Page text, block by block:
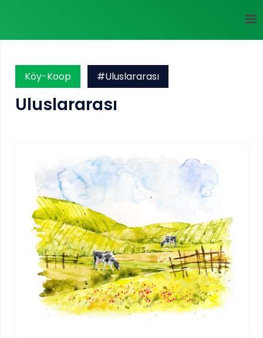
Köy-Koop #Uluslararası
Uluslararası